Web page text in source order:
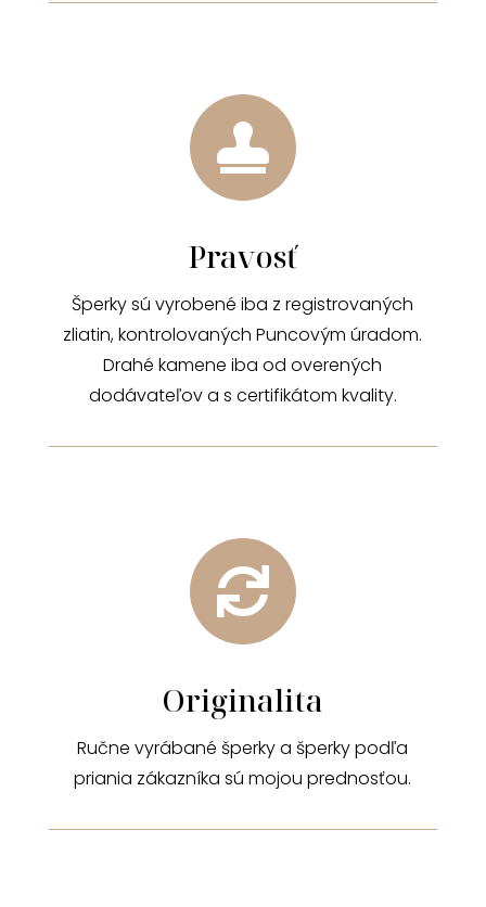

Pravosť
Šperky sú vyrobené iba z registrovaných
zliatin, kontrolovaných Puncovým úradom.
Drahé kamene iba od overených
dodávateľov a s certifikátom kvality.

Originalita
Ručne vyrábané šperky a šperky podľa
priania zákazníka sú mojou prednosťou.